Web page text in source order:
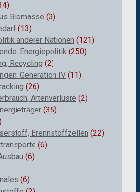
Biomasse (3)
(13)
anderer Nationen (121)
Energiepolitik (250)
Recycling (2)
Generation IV (11)
(26)
Artenverluste (2)
(35)
Brennstoffzellen (22)
(6)
(6)
(6)